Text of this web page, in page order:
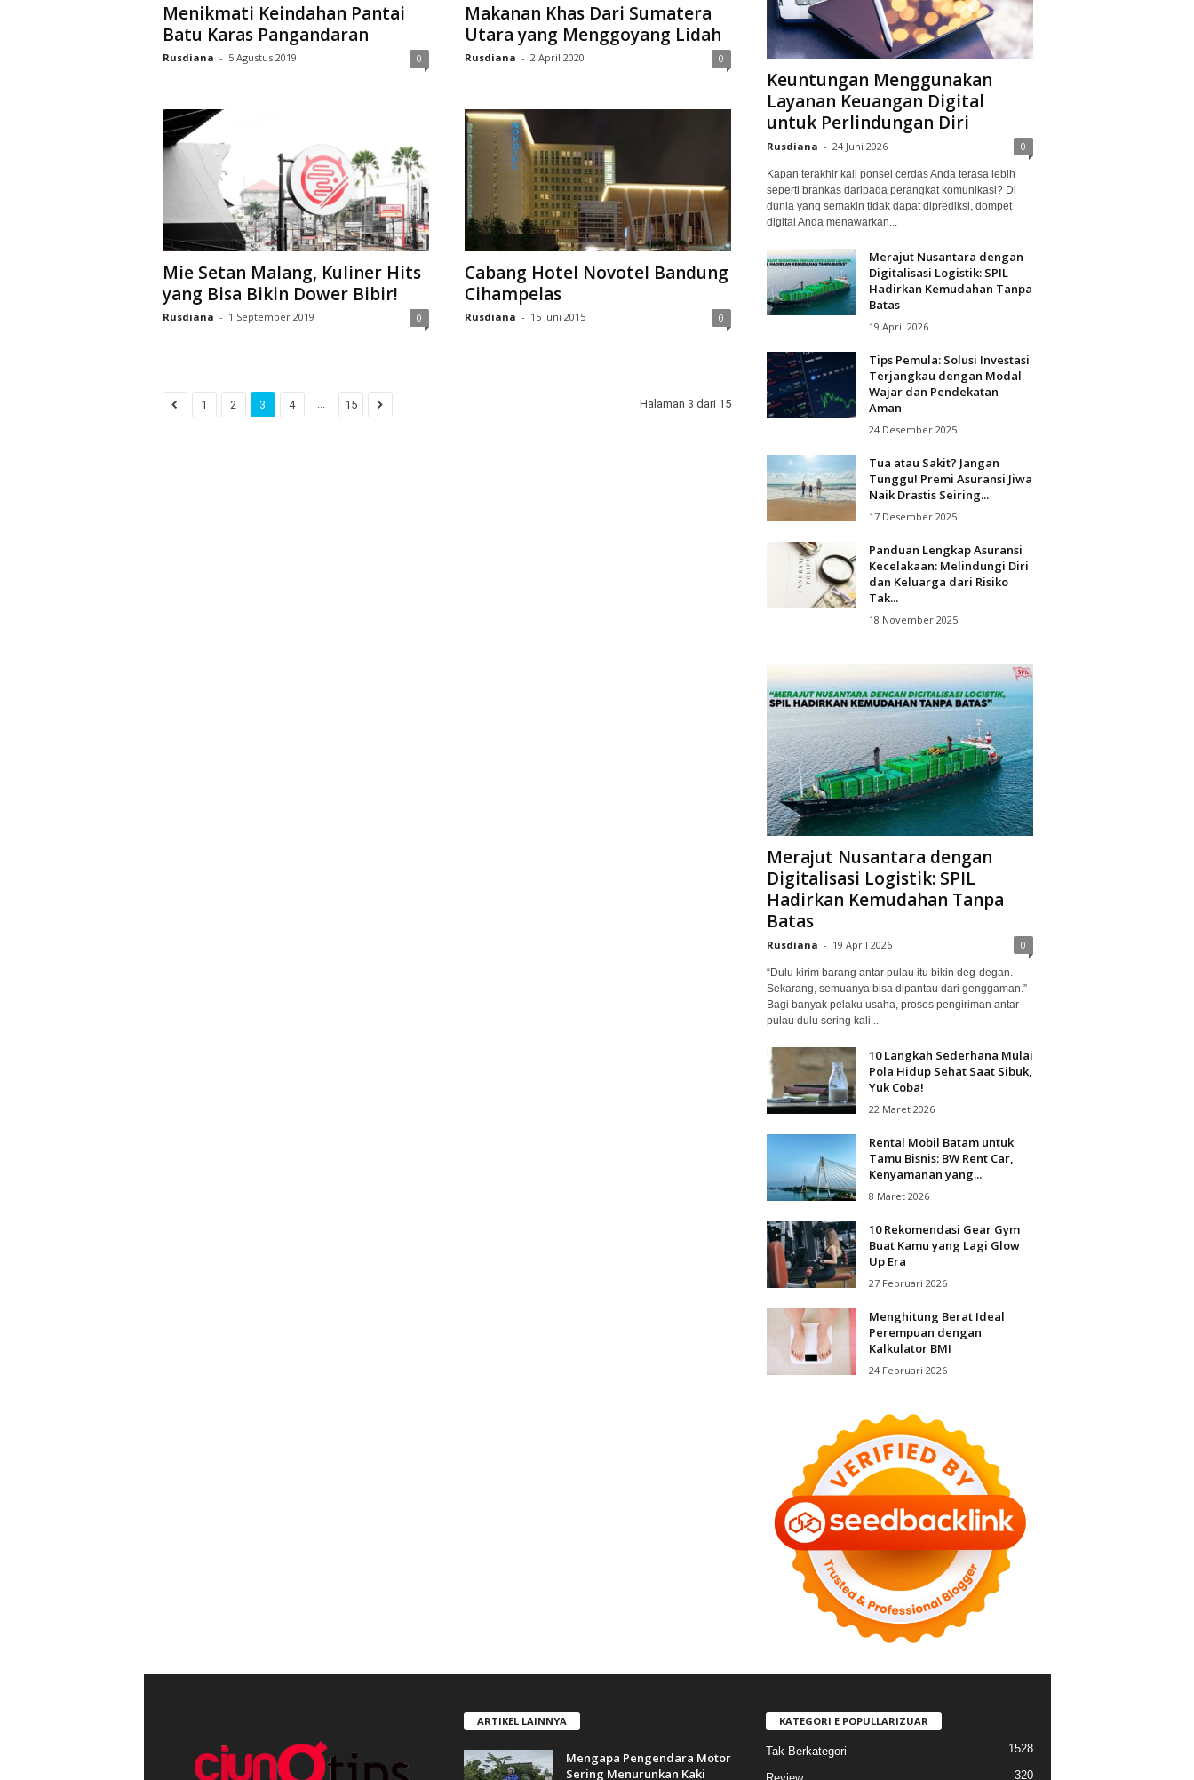
Menikmati Keindahan Pantai
Batu Karas Pangandaran
Rusdiana - 5 Agustus 2019 0
Makanan Khas Dari Sumatera
Utara yang Menggoyang Lidah
Rusdiana - 2 April 2020 0
Mie Setan Malang, Kuliner Hits
yang Bisa Bikin Dower Bibir!
Rusdiana - 1 September 2019 0
Cabang Hotel Novotel Bandung
Cihampelas
Rusdiana - 15 Juni 2015 0
1 2 3 4 ... 15 Halaman 3 dari 15
Keuntungan Menggunakan
Layanan Keuangan Digital
untuk Perlindungan Diri
Rusdiana - 24 Juni 2026 0
Kapan terakhir kali ponsel cerdas Anda terasa lebih
seperti brankas daripada perangkat komunikasi? Di
dunia yang semakin tidak dapat diprediksi, dompet
digital Anda menawarkan...
Merajut Nusantara dengan
Digitalisasi Logistik: SPIL
Hadirkan Kemudahan Tanpa
Batas
19 April 2026
Tips Pemula: Solusi Investasi
Terjangkau dengan Modal
Wajar dan Pendekatan
Aman
24 Desember 2025
Tua atau Sakit? Jangan
Tunggu! Premi Asuransi Jiwa
Naik Drastis Seiring...
17 Desember 2025
Panduan Lengkap Asuransi
Kecelakaan: Melindungi Diri
dan Keluarga dari Risiko
Tak...
18 November 2025
Merajut Nusantara dengan
Digitalisasi Logistik: SPIL
Hadirkan Kemudahan Tanpa
Batas
Rusdiana - 19 April 2026 0
“Dulu kirim barang antar pulau itu bikin deg-degan.
Sekarang, semuanya bisa dipantau dari genggaman.”
Bagi banyak pelaku usaha, proses pengiriman antar
pulau dulu sering kali...
10 Langkah Sederhana Mulai
Pola Hidup Sehat Saat Sibuk,
Yuk Coba!
22 Maret 2026
Rental Mobil Batam untuk
Tamu Bisnis: BW Rent Car,
Kenyamanan yang...
8 Maret 2026
10 Rekomendasi Gear Gym
Buat Kamu yang Lagi Glow
Up Era
27 Februari 2026
Menghitung Berat Ideal
Perempuan dengan
Kalkulator BMI
24 Februari 2026
ARTIKEL LAINNYA
Mengapa Pengendara Motor
Sering Menurunkan Kaki
KATEGORI E POPULLARIZUAR
Tak Berkategori 1528
320